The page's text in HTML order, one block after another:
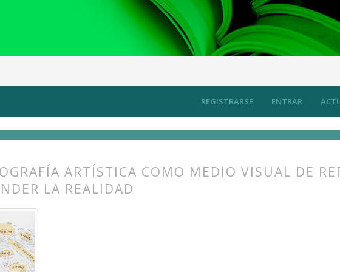
REGISTRARSE ENTRAR
los territorios del arte contemporáneo Artículos
ARTÍSTICA COMO MEDIO VISUAL DE
LA REALIDAD